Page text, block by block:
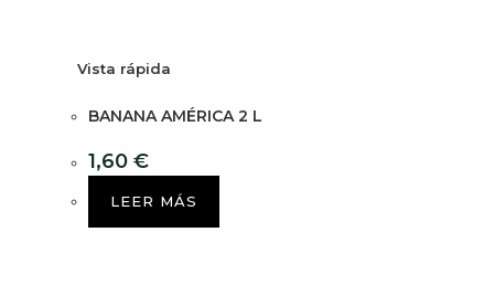
Vista rápida
BANANA AMÉRICA 2 L
1,60 €
LEER MÁS